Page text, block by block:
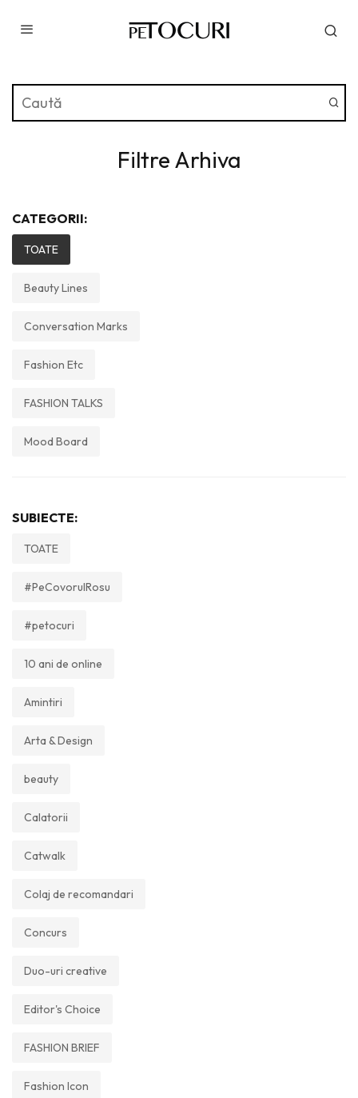
Filtre Arhiva
CATEGORII:
TOATE
Beauty Lines
Conversation Marks
Fashion Etc
FASHION TALKS
Mood Board
SUBIECTE:
TOATE
#PeCovorulRosu
#petocuri
10 ani de online
Amintiri
Arta & Design
beauty
Calatorii
Catwalk
Colaj de recomandari
Concurs
Duo-uri creative
Editor's Choice
FASHION BRIEF
Fashion Icon